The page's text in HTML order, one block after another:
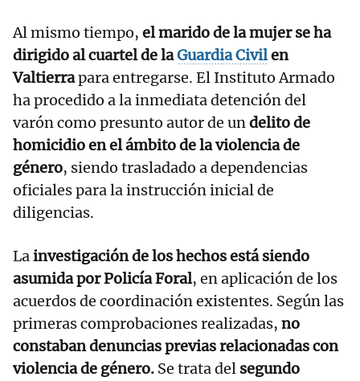
Al mismo tiempo, el marido de la mujer se ha
dirigido al cuartel de laGuardia Civilen
Valtierrapara entregarse. El Instituto Armado
ha procedido a la inmediata detención del
varón como presunto autor de undelito de
homicidio en el ámbito de la violencia de
género, siendo trasladado a dependencias
oficiales para la instrucción inicial de
diligencias.
Lainvestigación de los hechos está siendo
asumida por Policía Foral, en aplicación de los
acuerdos de coordinación existentes. Según las
primeras comprobaciones realizadas, no
constaban denuncias previas relacionadas con
violencia de género. Se trata del segundo